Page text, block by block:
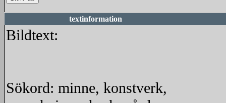
textinformation
Bildtext:
Sökord: minne, konstverk,